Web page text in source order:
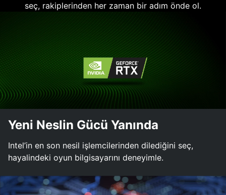
seç, rakiplerinden her zaman bir adım önde ol.
Yeni Neslin Gücü Yanında
Intel’in en son nesil işlemcilerinden dilediğini seç,
hayalindeki oyun bilgisayarını deneyimle.